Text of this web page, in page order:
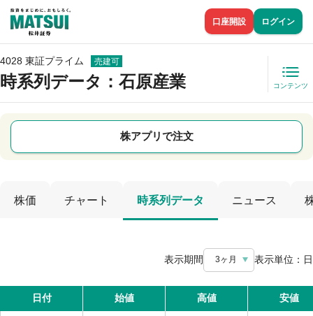
口座開設 ログイン
4028 東証プライム 売建可
時系列データ ：石原産業 コンテンツ
株アプリで注文
株価 チャート 時系列データ ニュース
表示期間 3ヶ月 表示単位： 日
日付 始値 高値 安値